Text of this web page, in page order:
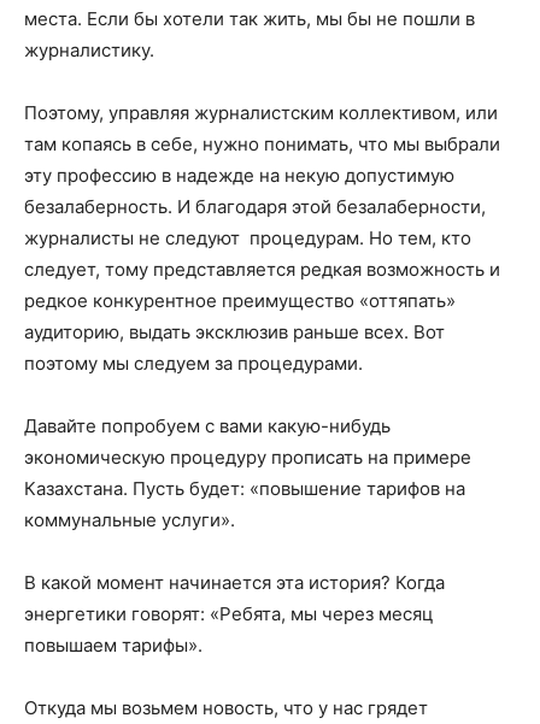
места. Если бы хотели так жить, мы бы не пошли в
журналистику.
Поэтому, управляя журналистским коллективом, или
там копаясь в себе, нужно понимать, что мы выбрали
эту профессию в надежде на некую допустимую
безалаберность. И благодаря этой безалаберности,
журналисты не следуют процедурам. Но тем, кто
следует, тому представляется редкая возможность и
редкое конкурентное преимущество «оттяпать»
аудиторию, выдать эксклюзив раньше всех. Вот
поэтому мы следуем за процедурами.
Давайте попробуем с вами какую-нибудь
экономическую процедуру прописать на примере
Казахстана. Пусть будет: «повышение тарифов на
коммунальные услуги».
В какой момент начинается эта история? Когда
энергетики говорят: «Ребята, мы через месяц
повышаем тарифы».
Откуда мы возьмем новость, что у нас грядет